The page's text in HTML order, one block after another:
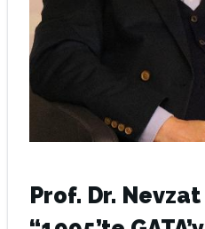
Prof. Dr.